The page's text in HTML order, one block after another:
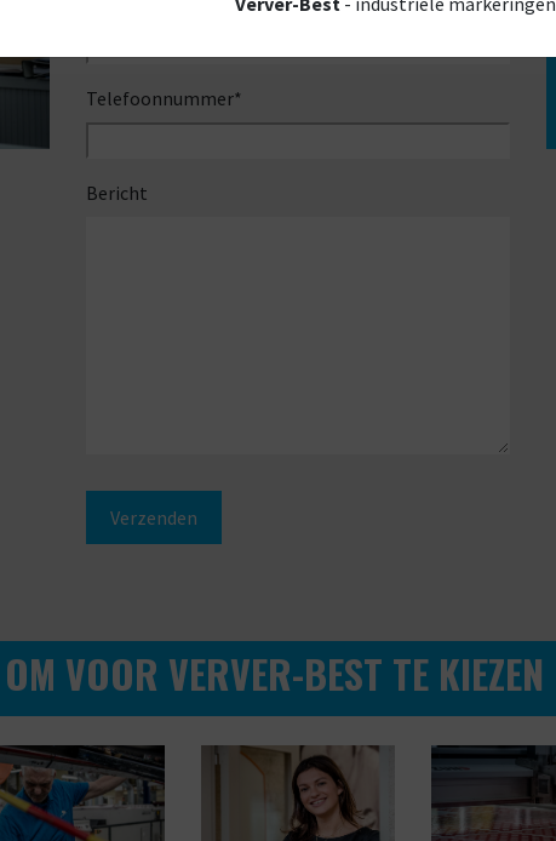
Telefoonnummer*
Bericht
VOOR VERVER-BEST TE KIEZEN